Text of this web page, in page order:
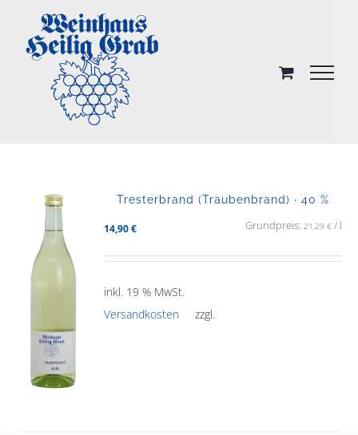
content
Tresterbrand (Traubenbrand) · 40 %
14,90€ Grundpreis: 21,29 €/ l
inkl. 19 % MwSt.
zzgl.
Versandkosten